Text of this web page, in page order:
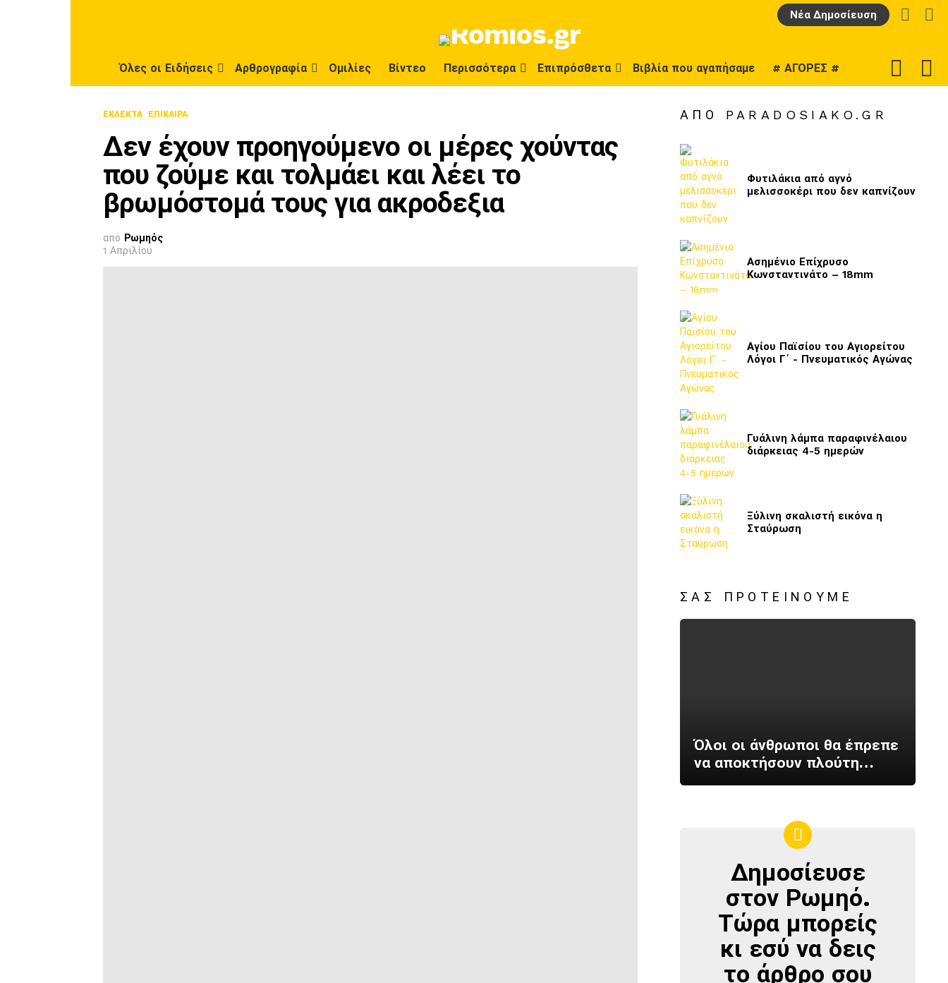
Νέα Δημοσίευση
LOGIN
Όλες οι Ειδήσεις Αρθρογραφία Ομιλίες Βίντεο Περισσότερα Επιπρόσθετα Βιβλία που αγαπήσαμε # ΑΓΟΡΕΣ #
SKIN
ΕΚΛΕΚΤΆ ΕΠΊΚΑΙΡΑ
Δεν έχουν προηγούμενο οι μέρες χούντας
που ζούμε και τολμάει και λέει το
βρωμόστομά τους για ακροδεξια
από Ρωμηός
1 Απριλίου
ΑΠΌ PARADOSIAKO.GR
Φυτιλάκια από αγνό
μελισσοκέρι που δεν καπνίζουν
Ασημένιο Επίχρυσο
Κωνσταντινάτο – 18mm
Αγίου Παϊσίου του Αγιορείτου
Λόγοι Γ΄ - Πνευματικός Αγώνας
Γυάλινη λάμπα παραφινέλαιου
διάρκειας 4-5 ημερών
Ξύλινη σκαλιστή εικόνα η
Σταύρωση
ΣΑΣ ΠΡΟΤΕΊΝΟΥΜΕ
Όλοι οι άνθρωποι θα έπρεπε
να αποκτήσουν πλούτη…
ΔΗΜΟΣΊΕΥΣΕ
ΣΤΟΝ
ΡΩΜΗΌ
Δημοσίευσε
στον Ρωμηό.
Τώρα μπορείς
κι εσύ να δεις
το άρθρο σου